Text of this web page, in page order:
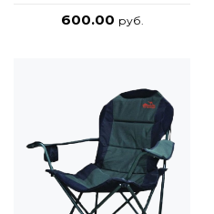
600.00 руб.